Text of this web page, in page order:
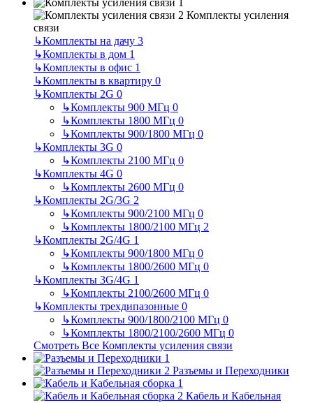
Комплекты усиления
связи
↳Комплекты на дачу 3
↳Комплекты в дом 1
↳Комплекты в офис 1
↳Комплекты в квартиру 0
↳Комплекты 2G 0
↳Комплекты 900 МГц 0
↳Комплекты 1800 МГц 0
↳Комплекты 900/1800 МГц 0
↳Комплекты 3G 0
↳Комплекты 2100 МГц 0
↳Комплекты 4G 0
↳Комплекты 2600 МГц 0
↳Комплекты 2G/3G 2
↳Комплекты 900/2100 МГц 0
↳Комплекты 1800/2100 МГц 2
↳Комплекты 2G/4G 1
↳Комплекты 900/1800 МГц 0
↳Комплекты 1800/2600 МГц 0
↳Комплекты 3G/4G 1
↳Комплекты 2100/2600 МГц 0
↳Комплекты трехдипазонные 0
↳Комплекты 900/1800/2100 МГц 0
↳Комплекты 1800/2100/2600 МГц 0
Смотреть Все Комплекты усиления связи
Разъемы и Переходники
Кабель и Кабельная